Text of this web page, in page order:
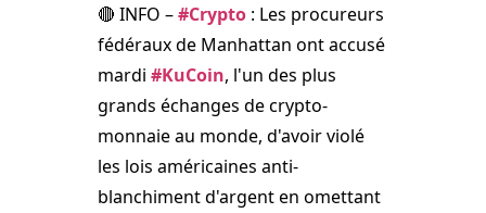
🔴 INFO –#Crypto : Les procureurs
fédéraux de Manhattan ont accusé
mardi #KuCoin, l'un des plus
grands échanges de crypto-
monnaie au monde, d'avoir violé
les lois américaines anti-
blanchiment d'argent en omettant